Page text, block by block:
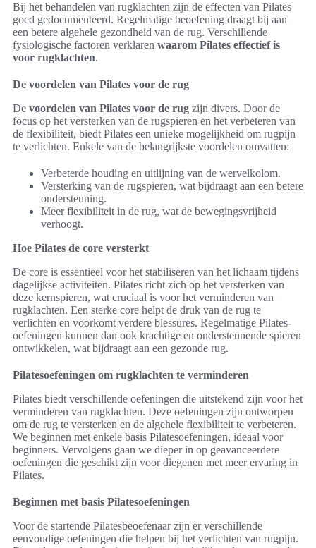
Bij het behandelen van rugklachten zijn de effecten van Pilates
goed gedocumenteerd. Regelmatige beoefening draagt bij aan
een betere algehele gezondheid van de rug. Verschillende
fysiologische factoren verklaren waarom Pilates effectief is
voor rugklachten.
De voordelen van Pilates voor de rug
De voordelen van Pilates voor de rug zijn divers. Door de
focus op het versterken van de rugspieren en het verbeteren van
de flexibiliteit, biedt Pilates een unieke mogelijkheid om rugpijn
te verlichten. Enkele van de belangrijkste voordelen omvatten:
Verbeterde houding en uitlijning van de wervelkolom.
Versterking van de rugspieren, wat bijdraagt aan een betere
ondersteuning.
Meer flexibiliteit in de rug, wat de bewegingsvrijheid
verhoogt.
Hoe Pilates de core versterkt
De core is essentieel voor het stabiliseren van het lichaam tijdens
dagelijkse activiteiten. Pilates richt zich op het versterken van
deze kernspieren, wat cruciaal is voor het verminderen van
rugklachten. Een sterke core helpt de druk van de rug te
verlichten en voorkomt verdere blessures. Regelmatige Pilates-
oefeningen kunnen dan ook krachtige en ondersteunende spieren
ontwikkelen, wat bijdraagt aan een gezonde rug.
Pilatesoefeningen om rugklachten te verminderen
Pilates biedt verschillende oefeningen die uitstekend zijn voor het
verminderen van rugklachten. Deze oefeningen zijn ontworpen
om de rug te versterken en de algehele flexibiliteit te verbeteren.
We beginnen met enkele basis Pilatesoefeningen, ideaal voor
beginners. Vervolgens gaan we dieper in op geavanceerdere
oefeningen die geschikt zijn voor diegenen met meer ervaring in
Pilates.
Beginnen met basis Pilatesoefeningen
Voor de startende Pilatesbeoefenaar zijn er verschillende
eenvoudige oefeningen die helpen bij het verlichten van rugpijn.